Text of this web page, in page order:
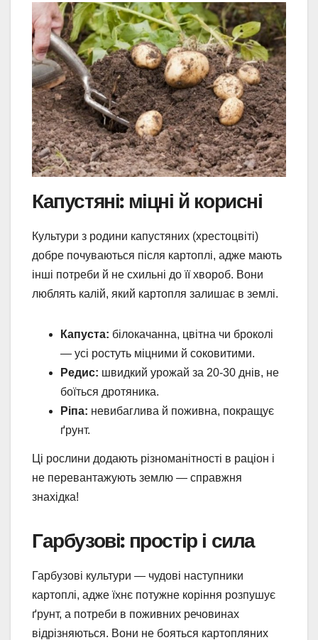
Капустяні: міцні й корисні
Культури з родини капустяних (хрестоцвіті)
добре почуваються після картоплі, адже мають
інші потреби й не схильні до її хвороб. Вони
люблять калій, який картопля залишає в землі.
Капуста: білокачанна, цвітна чи броколі
— усі ростуть міцними й соковитими.
Редис: швидкий урожай за 20-30 днів, не
боїться дротяника.
Ріпа: невибаглива й поживна, покращує
ґрунт.
Ці рослини додають різноманітності в раціон і
не перевантажують землю — справжня
знахідка!
Гарбузові: простір і сила
Гарбузові культури — чудові наступники
картоплі, адже їхнє потужне коріння розпушує
ґрунт, а потреби в поживних речовинах
відрізняються. Вони не бояться картопляних